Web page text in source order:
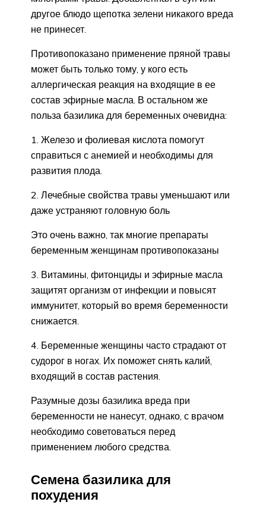
другое блюдо щепотка зелени никакого вреда
не принесет.
Противопоказано применение пряной травы
может быть только тому, у кого есть
аллергическая реакция на входящие в ее
состав эфирные масла. В остальном же
польза базилика для беременных очевидна:
1. Железо и фолиевая кислота помогут
справиться с анемией и необходимы для
развития плода.
2. Лечебные свойства травы уменьшают или
даже устраняют головную боль
Это очень важно, так многие препараты
беременным женщинам противопоказаны
3. Витамины, фитонциды и эфирные масла
защитят организм от инфекции и повысят
иммунитет, который во время беременности
снижается.
4. Беременные женщины часто страдают от
судорог в ногах. Их поможет снять калий,
входящий в состав растения.
Разумные дозы базилика вреда при
беременности не нанесут, однако, с врачом
необходимо советоваться перед
применением любого средства.
Семена базилика для
похудения